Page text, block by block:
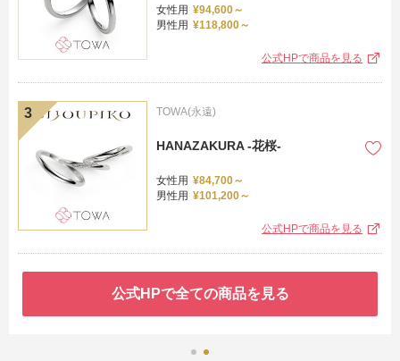
女性用 ¥94,600～
男性用 ¥118,800～
公式HPで商品を見る
TOWA(永遠)
HANAZAKURA -花桜-
女性用 ¥84,700～
男性用 ¥101,200～
公式HPで商品を見る
公式HPで全ての商品を見る